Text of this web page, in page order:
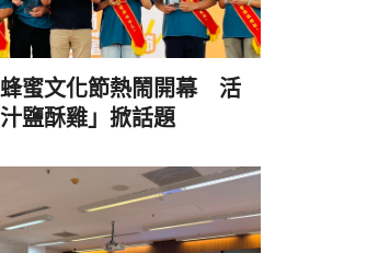
蜜文化節熱鬧開幕 活
鹽酥雞」掀話題